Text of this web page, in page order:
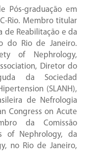
Pós-graduação em
Rio. Membro titular
de Reabilitação e da
do Rio de Janeiro.
of Nephrology,
Diretor do
da Sociedad
(SLANH),
de Nefrologia
Congress on Acute
da Comissão
of Nephrology, da
no Rio de Janeiro,